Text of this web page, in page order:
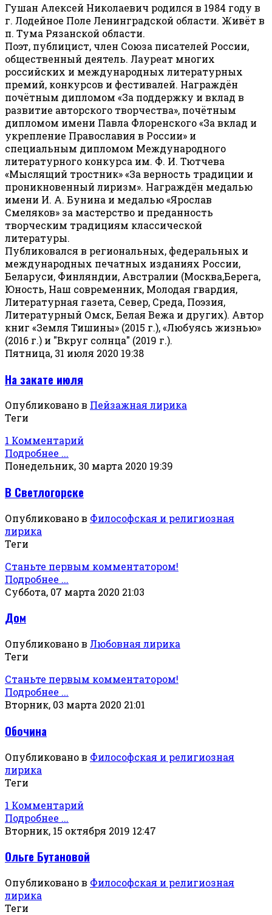
Гушан Алексей Николаевич родился в 1984 году в
г. Лодейное Поле Ленинградской области. Живёт в
п. Тума Рязанской области.
Поэт, публицист, член Союза писателей России,
общественный деятель. Лауреат многих
российских и международных литературных
премий, конкурсов и фестивалей. Награждён
почётным дипломом «За поддержку и вклад в
развитие авторского творчества», почётным
дипломом имени Павла Флоренского «За вклад и
укрепление Православия в России» и
специальным дипломом Международного
литературного конкурса им. Ф. И. Тютчева
«Мыслящий тростник» «За верность традиции и
проникновенный лиризм». Награждён медалью
имени И. А. Бунина и медалью «Ярослав
Смеляков» за мастерство и преданность
творческим традициям классической
литературы.
Публиковался в региональных, федеральных и
международных печатных изданиях России,
Беларуси, Финляндии, Австралии (Москва,Берега,
Юность, Наш современник, Молодая гвардия,
Литературная газета, Север, Среда, Поэзия,
Литературный Омск, Белая Вежа и других). Автор
книг «Земля Тишины» (2015 г.), «Любуясь жизнью»
(2016 г.) и "Вкруг солнца" (2019 г.).
Пятница, 31 июля 2020 19:38
На закате июля
Опубликовано в Пейзажная лирика
Теги
1 Комментарий
Подробнее ...
Понедельник, 30 марта 2020 19:39
В Светлогорске
Опубликовано в Философская и религиозная
лирика
Теги
Станьте первым комментатором!
Подробнее ...
Суббота, 07 марта 2020 21:03
Дом
Опубликовано в Любовная лирика
Теги
Станьте первым комментатором!
Подробнее ...
Вторник, 03 марта 2020 21:01
Обочина
Опубликовано в Философская и религиозная
лирика
Теги
1 Комментарий
Подробнее ...
Вторник, 15 октября 2019 12:47
Ольге Бутановой
Опубликовано в Философская и религиозная
лирика
Теги